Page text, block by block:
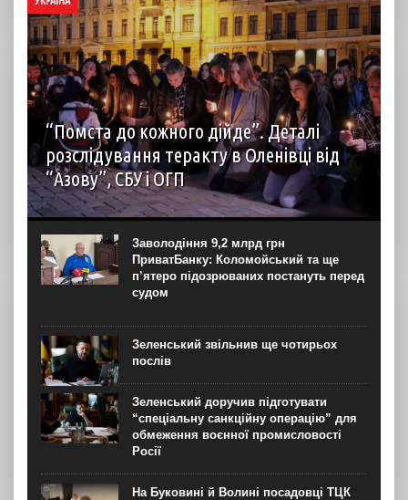
“Помста до кожного дійде”. Деталі
розслідування теракту в Оленівці від
“Азову”, СБУ і ОГП
автор: Наталія Терамае 28 липня рідні вцілілих
“азовців” в Оленівці виступили із шокуючою заявою.
Мовляв, списки полонених у “бараці 200”, де стався
вибух, укладав полонений представник корпусу. Заява...
Заволодіння 9,2 млрд грн
ПриватБанку: Коломойський та ще
п’ятеро підозрюваних постануть перед
судом
Зеленський звільнив ще чотирьох
послів
Зеленський доручив підготувати
“спеціальну санкційну операцію” для
обмеження воєнної промисловості
Росії
На Буковині й Волині посадовці ТЦК